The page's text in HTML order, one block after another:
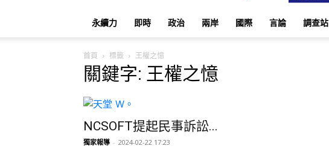
永續力 即時 政治 兩岸 國際 言論 調查站
首頁 標籤 王權之憶
關鍵字: 王權之憶
NCSOFT提起民事訴訟...
獨家報導 - 2024-02-22 17:23